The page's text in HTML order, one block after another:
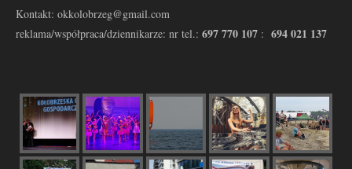
Kontakt: okkolobrzeg@gmail.com
reklama/współpraca/dziennikarze: nr tel.: 697 770 107 : 694 021 137